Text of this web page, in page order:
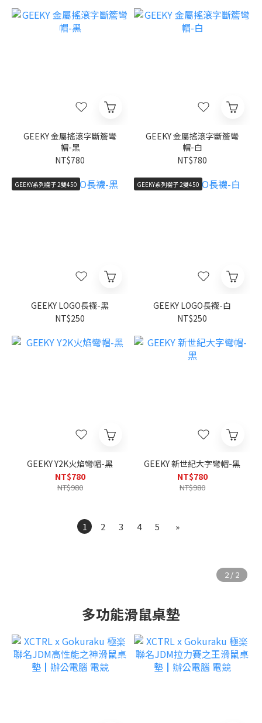
GEEKY 金屬搖滾字斷簷彎
帽-黑
NT$780
GEEKY 金屬搖滾字斷簷彎
帽-白
NT$780
GEEKY系列襪子 2雙450
GEEKY LOGO長襪-黑
NT$250
GEEKY系列襪子 2雙450
GEEKY LOGO長襪-白
NT$250
GEEKY Y2K火焰彎帽-黑
NT$780
NT$980
GEEKY 新世紀大字彎帽-黑
NT$780
NT$980
1 2 3 4 5 »
多功能滑鼠桌墊